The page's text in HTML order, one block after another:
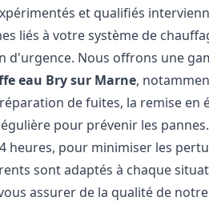
et qualifiés
liés à votre système de
d'urgence. Nous offrons une
eau Bry sur Marne,
de fuites, la remise en
pour prévenir les
heures, pour minimiser les
sont adaptés à chaque
assurer de la qualité de